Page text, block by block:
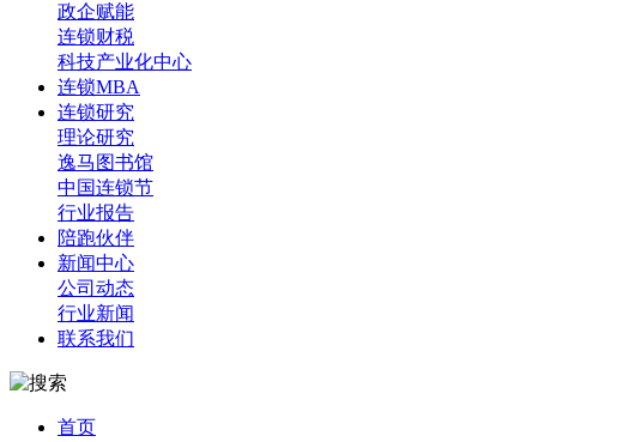
政企赋能
连锁财税
科技产业化中心
连锁MBA
连锁研究
理论研究
逸马图书馆
中国连锁节
行业报告
陪跑伙伴
新闻中心
公司动态
行业新闻
联系我们
首页